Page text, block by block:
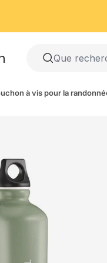
à vis pour la